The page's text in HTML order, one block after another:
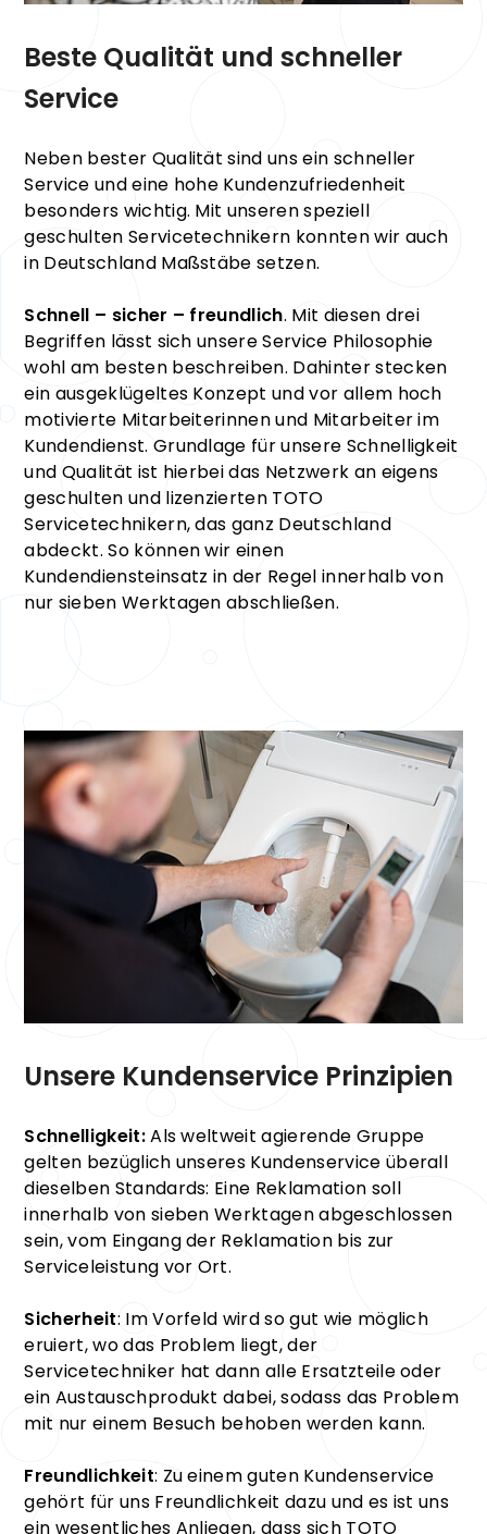
Beste Qualität und schneller
Service
Neben bester Qualität sind uns ein schneller
Service und eine hohe Kundenzufriedenheit
besonders wichtig. Mit unseren speziell
geschulten Servicetechnikern konnten wir auch
in Deutschland Maßstäbe setzen.
Schnell – sicher – freundlich. Mit diesen drei
Begriffen lässt sich unsere Service Philosophie
wohl am besten beschreiben. Dahinter stecken
ein ausgeklügeltes Konzept und vor allem hoch
motivierte Mitarbeiterinnen und Mitarbeiter im
Kundendienst. Grundlage für unsere Schnelligkeit
und Qualität ist hierbei das Netzwerk an eigens
geschulten und lizenzierten TOTO
Servicetechnikern, das ganz Deutschland
abdeckt. So können wir einen
Kundendiensteinsatz in der Regel innerhalb von
nur sieben Werktagen abschließen.
Unsere Kundenservice Prinzipien
Schnelligkeit:Als weltweit agierende Gruppe
gelten bezüglich unseres Kundenservice überall
dieselben Standards: Eine Reklamation soll
innerhalb von sieben Werktagen abgeschlossen
sein, vom Eingang der Reklamation bis zur
Serviceleistung vor Ort.
Sicherheit: Im Vorfeld wird so gut wie möglich
eruiert, wo das Problem liegt, der
Servicetechniker hat dann alle Ersatzteile oder
ein Austauschprodukt dabei, sodass das Problem
mit nur einem Besuch behoben werden kann.
Freundlichkeit: Zu einem guten Kundenservice
gehört für uns Freundlichkeit dazu und es ist uns
ein wesentliches Anliegen, dass sich TOTO